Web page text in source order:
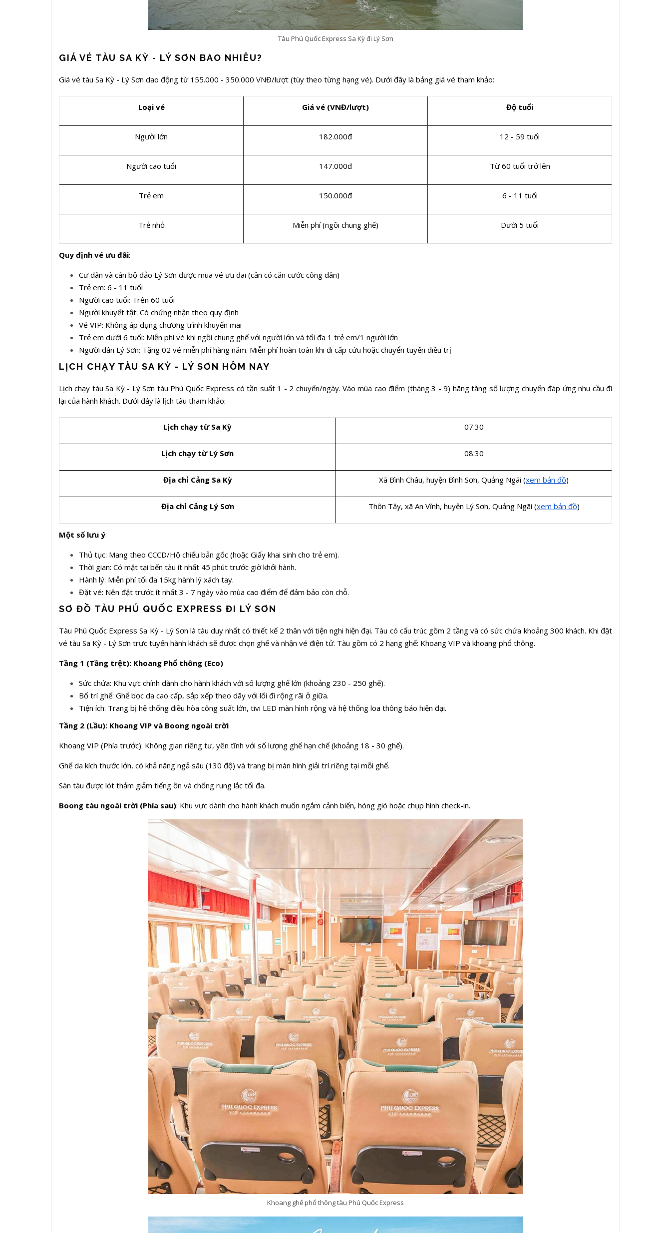
Tàu Phú Quốc Express Sa Kỳ đi Lý Sơn
GIÁ VÉ TÀU SA KỲ - LÝ SƠN BAO NHIÊU?
Giá vé tàu Sa Kỳ - Lý Sơn dao động từ 155.000 - 350.000 VNĐ/lượt (tùy theo từng hạng vé). Dưới đây là bảng giá vé tham khảo:
Loại vé Giá vé (VNĐ/lượt) Độ tuổi
Người lớn 182.000đ 12 - 59 tuổi
Người cao tuổi 147.000đ Từ 60 tuổi trở lên
Trẻ em 150.000đ 6 - 11 tuổi
Trẻ nhỏ Miễn phí (ngồi chung ghế) Dưới 5 tuổi
Quy định vé ưu đãi:
Cư dân và cán bộ đảo Lý Sơn được mua vé ưu đãi (cần có căn cước công dân)
Trẻ em: 6 - 11 tuổi
Người cao tuổi: Trên 60 tuổi
Người khuyết tật: Có chứng nhận theo quy định
Vé VIP: Không áp dụng chương trình khuyến mãi
Trẻ em dưới 6 tuổi: Miễn phí vé khi ngồi chung ghế với người lớn và tối đa 1 trẻ em/1 người lớn
Người dân Lý Sơn: Tặng 02 vé miễn phí hàng năm. Miễn phí hoàn toàn khi đi cấp cứu hoặc chuyển tuyến điều trị
LỊCH CHẠY TÀU SA KỲ - LÝ SƠN HÔM NAY
Lịch chạy tàu Sa Kỳ - Lý Sơn tàu Phú Quốc Express có tần suất 1 - 2 chuyến/ngày. Vào mùa cao điểm (tháng 3 - 9) hãng tăng số lượng chuyến đáp ứng nhu cầu đi
lại của hành khách. Dưới đây là lịch tàu tham khảo:
Lịch chạy từ Sa Kỳ 07:30
Lịch chạy từ Lý Sơn 08:30
Địa chỉ Cảng Sa Kỳ Xã Bình Châu, huyện Bình Sơn, Quảng Ngãi (xem bản đồ)
Địa chỉ Cảng Lý Sơn Thôn Tây, xã An Vĩnh, huyện Lý Sơn, Quảng Ngãi (xem bản đồ)
Một số lưu ý:
Thủ tục: Mang theo CCCD/Hộ chiếu bản gốc (hoặc Giấy khai sinh cho trẻ em).
Thời gian: Có mặt tại bến tàu ít nhất 45 phút trước giờ khởi hành.
Hành lý: Miễn phí tối đa 15kg hành lý xách tay.
Đặt vé: Nên đặt trước ít nhất 3 - 7 ngày vào mùa cao điểm để đảm bảo còn chỗ.
SƠ ĐỒ TÀU PHÚ QUỐC EXPRESS ĐI LÝ SƠN
Tàu Phú Quốc Express Sa Kỳ - Lý Sơn là tàu duy nhất có thiết kế 2 thân với tiện nghi hiện đại. Tàu có cấu trúc gồm 2 tầng và có sức chứa khoảng 300 khách. Khi đặt
vé tàu Sa Kỳ - Lý Sơn trực tuyến hành khách sẽ được chọn ghế và nhận vé điện tử. Tàu gồm có 2 hạng ghế: Khoang VIP và khoang phổ thông.
Tầng 1 (Tầng trệt): Khoang Phổ thông (Eco)
Sức chứa: Khu vực chính dành cho hành khách với số lượng ghế lớn (khoảng 230 - 250 ghế).
Bố trí ghế: Ghế bọc da cao cấp, sắp xếp theo dãy với lối đi rộng rãi ở giữa.
Tiện ích: Trang bị hệ thống điều hòa công suất lớn, tivi LED màn hình rộng và hệ thống loa thông báo hiện đại.
Tầng 2 (Lầu): Khoang VIP và Boong ngoài trời
Khoang VIP (Phía trước): Không gian riêng tư, yên tĩnh với số lượng ghế hạn chế (khoảng 18 - 30 ghế).
Ghế da kích thước lớn, có khả năng ngả sâu (130 độ) và trang bị màn hình giải trí riêng tại mỗi ghế.
Sàn tàu được lót thảm giảm tiếng ồn và chống rung lắc tối đa.
Boong tàu ngoài trời (Phía sau): Khu vực dành cho hành khách muốn ngắm cảnh biển, hóng gió hoặc chụp hình check-in.
Khoang ghế phổ thông tàu Phú Quốc Express